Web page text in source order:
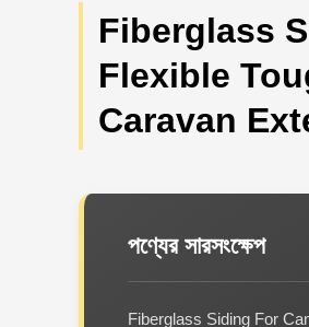
Fiberglass
Flexible
Caravan
পণ্যের সারসংক্ষেপ
Fiberglass Siding For